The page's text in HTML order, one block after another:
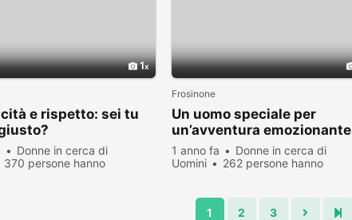
1
e rispetto: sei tu
Donne in cerca di
370 persone hanno
Frosinone
Un uomo speciale per
un’avventura emozionante
1 anno fa
Donne in cerca di
Uomini
262 persone hanno
1 2 3